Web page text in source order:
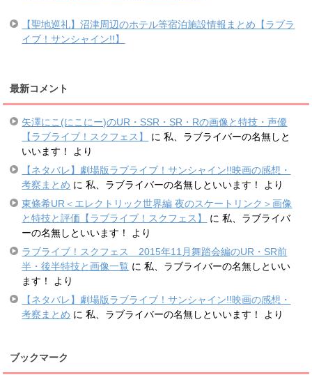
【聖地巡礼】沼津周辺のホテル等宿泊施設情報まとめ【ラブラ
イブ！サンシャイン!!】
最新コメント
矢澤にこ(にこにー)のUR・SSR・SR・Rの画像と特技・声優
【ラブライブ！スクフェス】
に私、ラブライバーの名無しと
いいます！
より
【ネタバレ】劇場版ラブライブ！サンシャイン!!映画の感想・
考察まとめ に私、ラブライバーの名無しといいます！
より
東條希UR＜エレクトリック世界編 夜のスケートリンク＞画像
と特技と評価【ラブライブ！スクフェス】
に私、ラブライバ
ーの名無しといいます！
より
ラブライブ！スクフェス 2015年11月舞踏会編のUR・SR前
半・後半特技と画像一覧 に私、ラブライバーの名無しといい
ます！
より
【ネタバレ】劇場版ラブライブ！サンシャイン!!映画の感想・
考察まとめ に私、ラブライバーの名無しといいます！ より
ブックマーク